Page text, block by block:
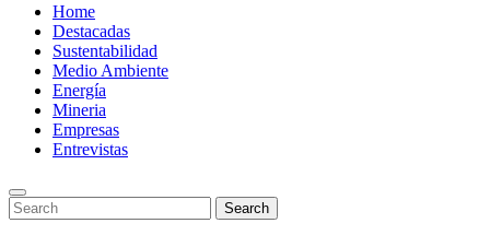
Menu
Home
Destacadas
Sustentabilidad
Medio Ambiente
Energía
Mineria
Empresas
Entrevistas
Enter
Keyword
Search
for:
Search
Search